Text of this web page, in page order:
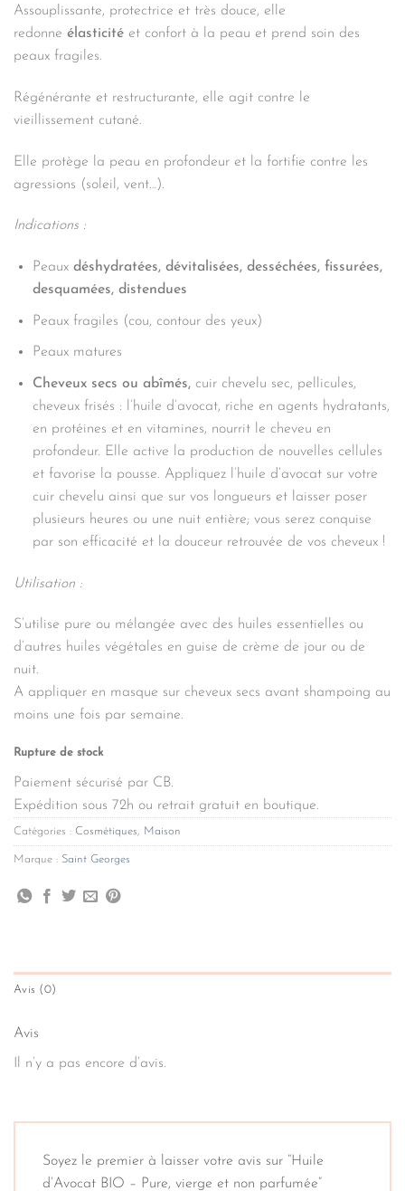
Assouplissante, protectrice et très douce, elle
redonne élasticité et confort à la peau et prend soin des
peaux fragiles.
Régénérante et restructurante, elle agit contre le
vieillissement cutané.
Elle protège la peau en profondeur et la fortifie contre les
agressions (soleil, vent…).
Indications :
Peaux déshydratées, dévitalisées, desséchées, fissurées,
desquamées, distendues
Peaux fragiles (cou, contour des yeux)
Peaux matures
Cheveux secs ou abîmés,cuir chevelu sec, pellicules,
cheveux frisés : l’huile d’avocat, riche en agents hydratants,
en protéines et en vitamines, nourrit le cheveu en
profondeur. Elle active la production de nouvelles cellules
et favorise la pousse. Appliquez l’huile d’avocat sur votre
cuir chevelu ainsi que sur vos longueurs et laisser poser
plusieurs heures ou une nuit entière; vous serez conquise
par son efficacité et la douceur retrouvée de vos cheveux !
Utilisation :
S’utilise pure ou mélangée avec des huiles essentielles ou
d’autres huiles végétales en guise de crème de jour ou de
nuit.
A appliquer en masque sur cheveux secs avant shampoing au
moins une fois par semaine.
Rupture de stock
Paiement sécurisé par CB.
Expédition sous 72h ou retrait gratuit en boutique.
Catégories : Cosmétiques, Maison
Marque : Saint Georges
Avis (0)
Avis
Il n’y a pas encore d’avis.
Soyez le premier à laisser votre avis sur “Huile
d’Avocat BIO – Pure, vierge et non parfumée”